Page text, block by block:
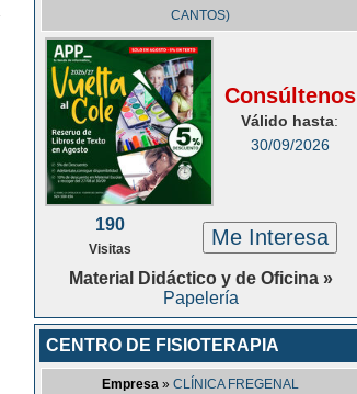
CANTOS)
Consúltenos
Válido hasta:
30/09/2026
190
Visitas Me Interesa
Material Didáctico y de Oficina »
Papelería
CENTRO DE FISIOTERAPIA
Empresa » CLÍNICA FREGENAL